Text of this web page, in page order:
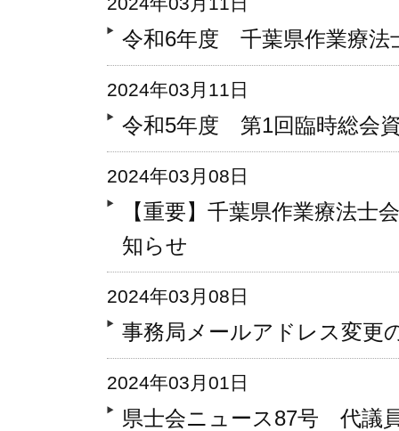
令和6年度 千葉県作業療法
2024年03月11日
令和5年度 第1回臨時総会
2024年03月08日
【重要】千葉県作業療法士
知らせ
2024年03月08日
事務局メールアドレス変更
2024年03月01日
県士会ニュース87号 代議